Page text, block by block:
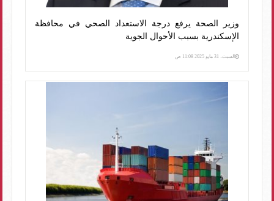
وزير الصحة يرفع درجة الاستعداد الصحي في محافظة
الإسكندرية بسبب الأحوال الجوية
السبت، 31 مايو 2025 11:08 ص